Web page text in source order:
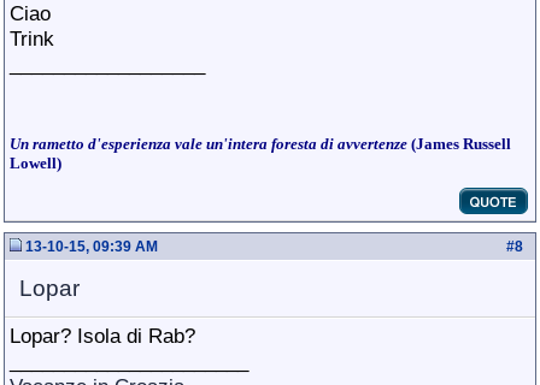
Ciao
Trink
Un rametto d'esperienza vale un'intera foresta di avvertenze (James Russell
Lowell)
#8
13-10-15, 09:39 AM
Lopar
Lopar? Isola di Rab?